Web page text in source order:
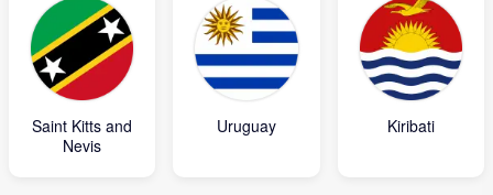
Saint Kitts and
Nevis
Uruguay Kiribati